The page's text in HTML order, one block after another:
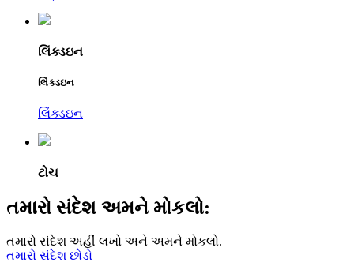
લિંક્ડઇન
લિંક્ડઇન
લિંક્ડઇન
ટોચ
તમારો સંદેશ અમને મોકલો:
તમારો સંદેશ અહીં લખો અને અમને મોકલો.
તમારો સંદેશ છોડો